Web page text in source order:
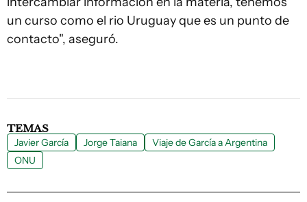
un curso como el rio Uruguay que es un punto de
contacto", aseguró.
TEMAS
Javier García Jorge Taiana
Viaje de García a Argentina
ONU